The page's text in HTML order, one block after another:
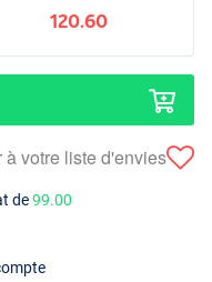
120.60
à votre liste d'envies
de99.00